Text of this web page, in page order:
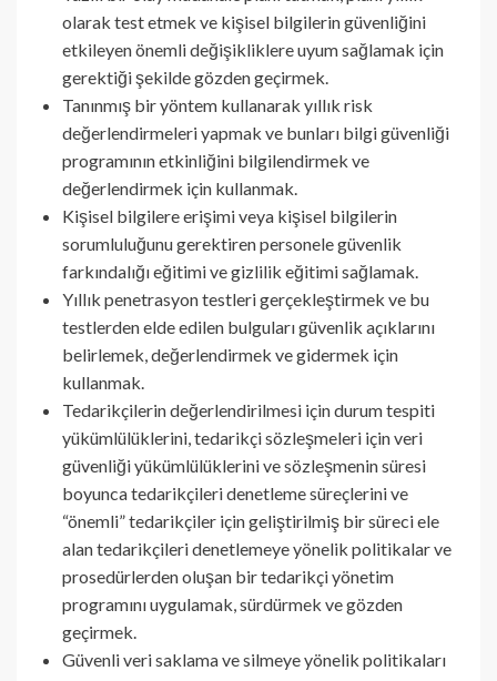
olarak test etmek ve kişisel bilgilerin güvenliğini
etkileyen önemli değişikliklere uyum sağlamak için
gerektiği şekilde gözden geçirmek.
Tanınmış bir yöntem kullanarak yıllık risk
değerlendirmeleri yapmak ve bunları bilgi güvenliği
programının etkinliğini bilgilendirmek ve
değerlendirmek için kullanmak.
Kişisel bilgilere erişimi veya kişisel bilgilerin
sorumluluğunu gerektiren personele güvenlik
farkındalığı eğitimi ve gizlilik eğitimi sağlamak.
Yıllık penetrasyon testleri gerçekleştirmek ve bu
testlerden elde edilen bulguları güvenlik açıklarını
belirlemek, değerlendirmek ve gidermek için
kullanmak.
Tedarikçilerin değerlendirilmesi için durum tespiti
yükümlülüklerini, tedarikçi sözleşmeleri için veri
güvenliği yükümlülüklerini ve sözleşmenin süresi
boyunca tedarikçileri denetleme süreçlerini ve
“önemli” tedarikçiler için geliştirilmiş bir süreci ele
alan tedarikçileri denetlemeye yönelik politikalar ve
prosedürlerden oluşan bir tedarikçi yönetim
programını uygulamak, sürdürmek ve gözden
geçirmek.
Güvenli veri saklama ve silmeye yönelik politikaları